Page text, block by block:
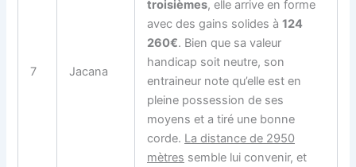
7 Jacana
troisièmes, elle arrive en forme
avec des gains solides à124
260€. Bien que sa valeur
handicap soit neutre, son
entraineur note qu’elle est en
pleine possession de ses
moyens et a tiré une bonne
corde. La distance de 2950
mètres semble lui convenir, et